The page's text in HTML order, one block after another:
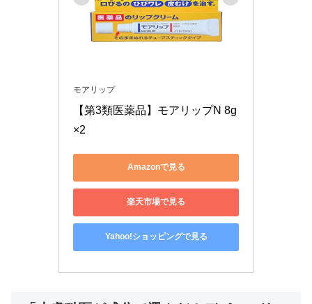
モアリップ
【第3類医薬品】モアリップN 8g
×2
Amazonで見る
楽天市場で見る
Yahoo!ショッピングで見る